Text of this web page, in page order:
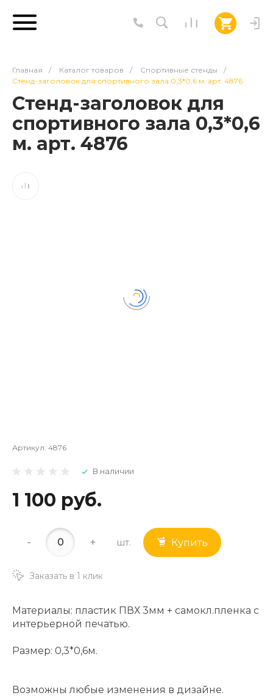
Главная / Каталог товаров / Спортивные стенды
/
Стенд-заголовок для спортивного зала 0,3*0,6 м. арт. 4876
Стенд-заголовок для
спортивного зала 0,3*0,6
м. арт. 4876
Артикул: 4876
В наличии
1 100 руб.
- + шт. Купить
Заказать в 1 клик
Материалы: пластик ПВХ 3мм + самокл.пленка с
интерьерной печатью.
Размер: 0,3*0,6м.
Возможны любые изменения в дизайне.